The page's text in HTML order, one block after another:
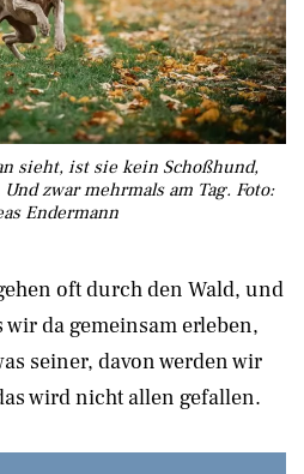
sieht, ist sie kein Schoßhund,
zwar mehrmals am Tag. Foto:
Endermann
oft durch den Wald, und
wir da gemeinsam erleben,
seiner, davon werden wir
wird nicht allen gefallen.